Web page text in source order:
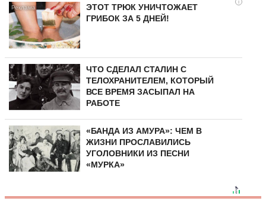
i
ЭТОТ ТРЮК УНИЧТОЖАЕТ
ГРИБОК ЗА 5 ДНЕЙ!
ЧТО СДЕЛАЛ СТАЛИН С
ТЕЛОХРАНИТЕЛЕМ, КОТОРЫЙ
ВСЕ ВРЕМЯ ЗАСЫПАЛ НА
РАБОТЕ
«БАНДА ИЗ АМУРА»: ЧЕМ В
ЖИЗНИ ПРОСЛАВИЛИСЬ
УГОЛОВНИКИ ИЗ ПЕСНИ
«МУРКА»